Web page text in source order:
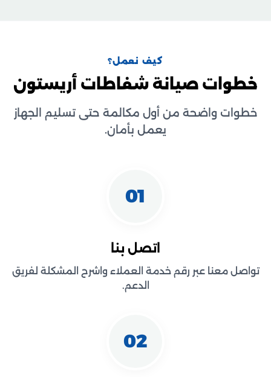
كيف نعمل؟
خطوات صيانة شفاطات أريستون
خطوات واضحة من أول مكالمة حتى تسليم الجهاز
يعمل بأمان.
01
اتصل بنا
تواصل معنا عبر رقم خدمة العملاء واشرح المشكلة لفريق
الدعم.
02